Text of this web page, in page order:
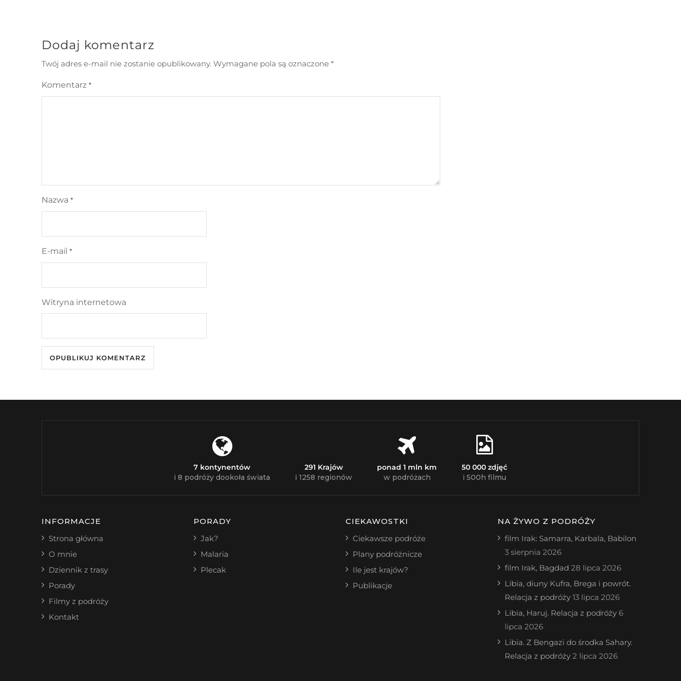
Dodaj komentarz
Twój adres e-mail nie zostanie opublikowany. Wymagane pola są oznaczone *
Komentarz *
Nazwa *
E-mail *
Witryna internetowa
7 kontynentów
i 8 podróży dookoła świata
291 Krajów
i 1258 regionów
ponad 1 mln km
w podróżach
50 000 zdjęć
i 500h filmu
INFORMACJE
Strona główna
O mnie
Dziennik z trasy
Porady
Filmy z podróży
Kontakt
PORADY
Jak?
Malaria
Plecak
CIEKAWOSTKI
Ciekawsze podróże
Plany podróżnicze
Ile jest krajów?
Publikacje
NA ŻYWO Z PODRÓŻY
film Irak: Samarra, Karbala, Babilon
3 sierpnia 2026
film Irak, Bagdad 28 lipca 2026
Libia, diuny Kufra, Brega i powrót.
Relacja z podróży 13 lipca 2026
Libia, Haruj. Relacja z podróży 6
lipca 2026
Libia. Z Bengazi do środka Sahary.
Relacja z podróży 2 lipca 2026